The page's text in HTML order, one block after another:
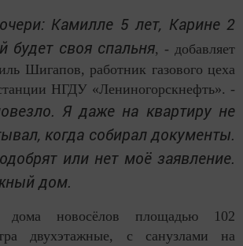
Камилле 5 лет, Карине 2
будет своя спальня, - добавляет
Шигапов, работник газового цеха
НГДУ «Лениногорскнефть». -
Я даже на квартиру не
когда собирал документы.
или нет моё заявление.
дом.
новосёлов площадью 102
двухэтажные, с санузлами на